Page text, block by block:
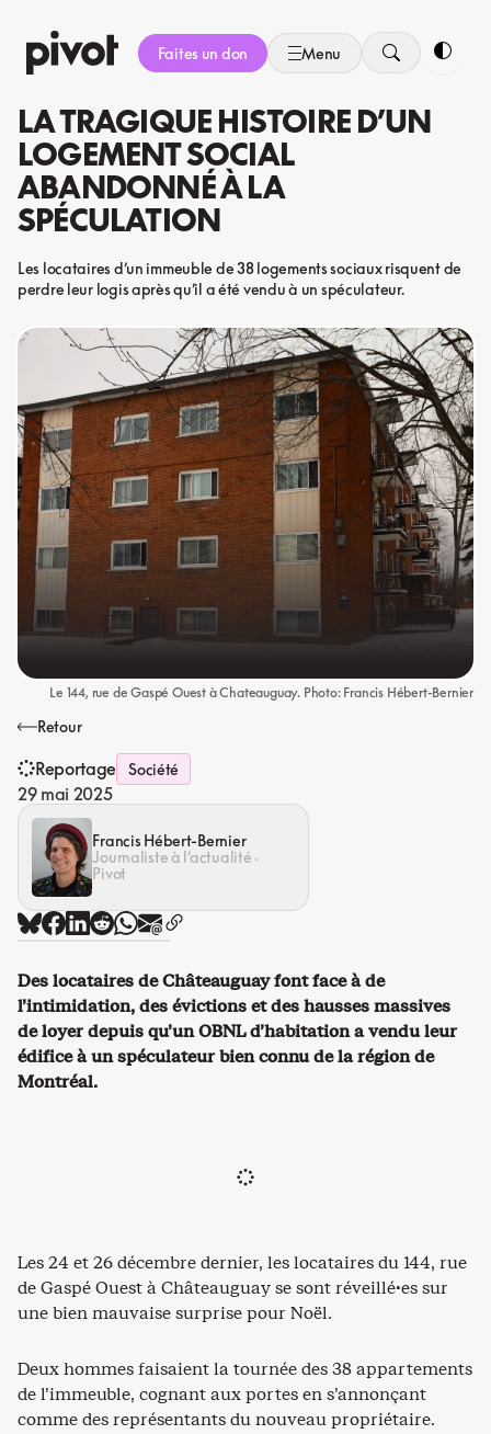
au
contenu
Faites un don Menu
LA TRAGIQUE HISTOIRE D’UN
LOGEMENT SOCIAL
ABANDONNÉ À LA
SPÉCULATION
Les locataires d’un immeuble de 38 logements sociaux risquent de
perdre leur logis après qu’il a été vendu à un spéculateur.
Le 144, rue de Gaspé Ouest à Chateauguay. Photo: Francis Hébert-Bernier
Retour
Reportage Société
29 mai 2025
Francis Hébert-Bernier
Journaliste à l’actualité ·
Pivot
Des locataires de Châteauguay font face à de
l’intimidation, des évictions et des hausses massives
de loyer depuis qu’un OBNL d’habitation a vendu leur
édifice à un spéculateur bien connu de la région de
Montréal.
Les 24 et 26 décembre dernier, les locataires du 144, rue
de Gaspé Ouest à Châteauguay se sont réveillé·es sur
une bien mauvaise surprise pour Noël.
Deux hommes faisaient la tournée des 38 appartements
de l’immeuble, cognant aux portes en s’annonçant
comme des représentants du nouveau propriétaire.